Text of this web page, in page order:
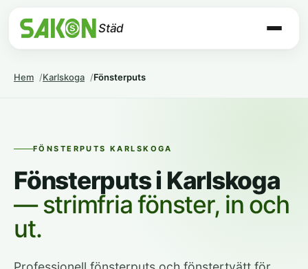
Städ
Hem Karlskoga Fönsterputs
FÖNSTERPUTS KARLSKOGA
Fönsterputs i Karlskoga
— strimfria fönster, in och
ut.